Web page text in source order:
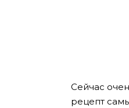
Сейчас
рецепт